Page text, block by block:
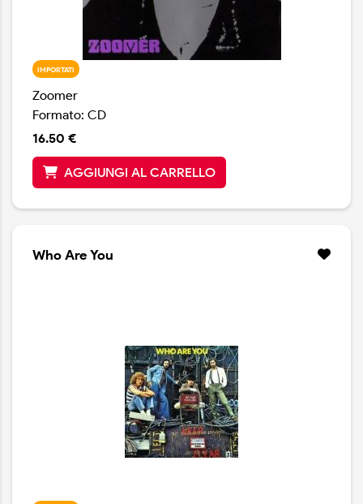
IMPORTATI
Zoomer
Formato: CD
16.50 €
AGGIUNGI AL CARRELLO
Who Are You